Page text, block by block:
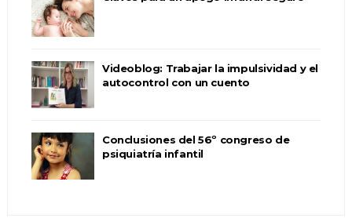
Videoblog: Trabajar la impulsividad y el
autocontrol con un cuento
Conclusiones del 56º congreso de
psiquiatría infantil